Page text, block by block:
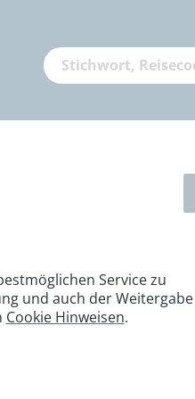
Service zu
und auch der Weitergabe
Cookie Hinweisen.